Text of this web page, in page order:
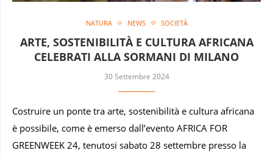
NATURA NEWS SOCIETÀ
ARTE, SOSTENIBILITÀ E CULTURA AFRICANA
CELEBRATI ALLA SORMANI DI MILANO
30 Settembre 2024
Costruire un ponte tra arte, sostenibilità e cultura africana
è possibile, come è emerso dall’evento AFRICA FOR
GREENWEEK 24, tenutosi sabato 28 settembre presso la